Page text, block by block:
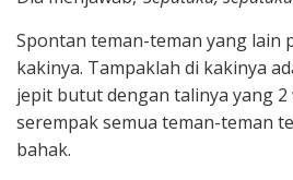
Spontan teman-teman yang lain
kakinya. Tampaklah di kakinya
jepit butut dengan talinya yang 2
serempak semua teman-teman
bahak.